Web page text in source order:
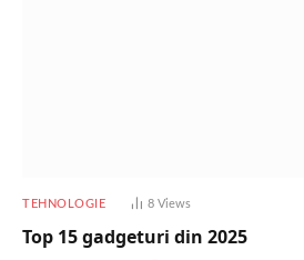
TEHNOLOGIE 8 Views
Top 15 gadgeturi din 2025